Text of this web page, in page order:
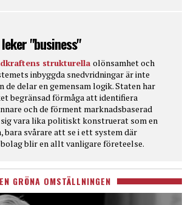
"business"
strukturella olönsamhet och
inbyggda snedvridningar är inte
de delar en gemensam logik. Staten har
begränsad förmåga att identifiera
och de förment marknadsbaserad
vara lika politiskt konstruerat som en
bara svårare att se i ett system där
blir en allt vanligare företeelse.
GRÖNA OMSTÄLLNINGEN